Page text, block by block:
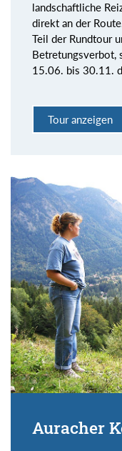
landschaftliche
direkt an der
Teil der Rundtour
Betretungsverbot,
15.06. bis 30.11.
Tour anzeigen
Auracher